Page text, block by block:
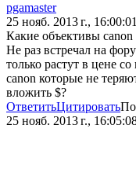
pgamaster
25 нояб. 2013 г., 16:00:01
Какие объективы canon
Не раз встречал на
только растут в цене
canon которые не
вложить $?
ОтветитьЦитировать
25 нояб. 2013 г.,